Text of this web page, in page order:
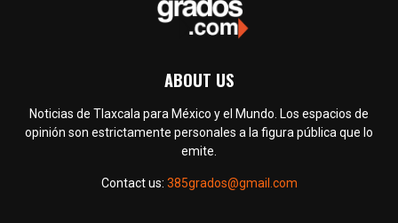
ABOUT US
Noticias de Tlaxcala para México y el Mundo. Los espacios de
opinión son estrictamente personales a la figura pública que lo
emite.
Contact us: 385grados@gmail.com